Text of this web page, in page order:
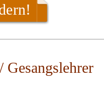
Gesangslehrer